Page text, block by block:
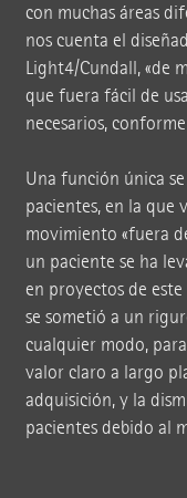
con muchas áreas
nos cuenta el
Light4/Cundall, «de
que fuera fácil de
necesarios,
Una función única
pacientes, en la que
movimiento «fuera
un paciente se ha
en proyectos de
se sometió a un
cualquier modo,
valor claro a largo
adquisición, y la
pacientes debido al